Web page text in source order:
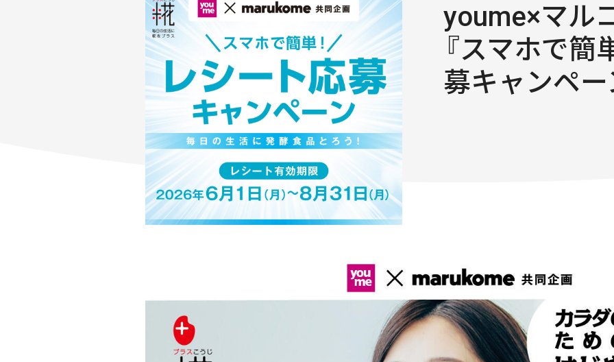
youme×マル
『スマホで簡
募キャンペー